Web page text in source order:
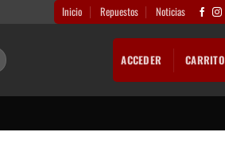
Inicio Repuestos Noticias
ACCEDER CARRITO